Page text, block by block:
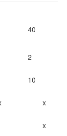
40
2
10
x
x